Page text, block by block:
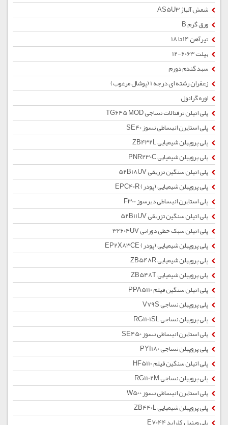
شمش آلیاژ AS5U3
ورق گرم B
تیرآهن 14 تا 18
بیلت 6063-12
سبد گندم دورم
زعفران رشته ای درجه 1 (پوشال مرغوب)
اوره گرانول
پلی اتیلن ترفتالات نساجی TG645 MOD
پلی استایرن انبساطی نسوز SE40
پلی پروپیلن شیمیایی ZB432L
پلی پروپیلن شیمیایی PNR230C
پلی اتیلن سنگین تزریقی 52B18UV
پلی پروپیلن شیمیایی (پودر) EPC40R
پلی استایرن انبساطی دیرسوز F300
پلی اتیلن سنگین تزریقی 52B11UV
پلی اتیلن سبک خطی دورانی 32604UV
پلی پروپیلن شیمیایی (پودر) EP2X83CE
پلی پروپیلن شیمیایی ZB548R
پلی پروپیلن شیمیایی ZB548T
پلی اتیلن سنگین فیلم PPA5110
پلی پروپیلن نساجی V79S
پلی پروپیلن نساجی RG1101SL
پلی استایرن انبساطی نسوز SE450
پلی پروپیلن نساجی PYI180
پلی اتیلن سنگین فیلم HF5110
پلی پروپیلن نساجی RG1102M
پلی استایرن انبساطی نسوز W500
پلی پروپیلن شیمیایی ZB440L